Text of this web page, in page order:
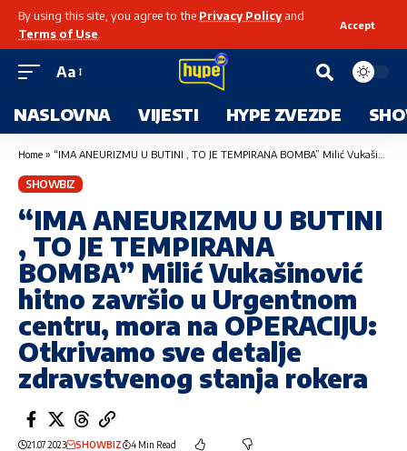
By using this site, you agree to the Privacy Policyand
Terms of Use
Accept
Aa
NASLOVNA VIJESTI HYPE ZVEZDE
Home » “IMA ANEURIZMU U BUTINI , TO JE TEMPIRANA BOMBA” Milić Vukašinović hitno završio u Urgentnom centru, mora na OPERACIJU: Otkrivamo sve detalje zdravstvenog stanja rokera
SHOWBIZ
“IMA ANEURIZMU U BUTINI
, TO JE TEMPIRANA
BOMBA” Milić Vukašinović
hitno završio u Urgentnom
centru, mora na OPERACIJU:
Otkrivamo sve detalje
zdravstvenog stanja rokera
21.07.2023 SHOWBIZ 4 Min Read